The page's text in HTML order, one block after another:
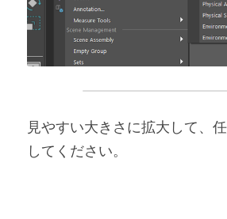
見やすい大きさに拡大して、
してください。